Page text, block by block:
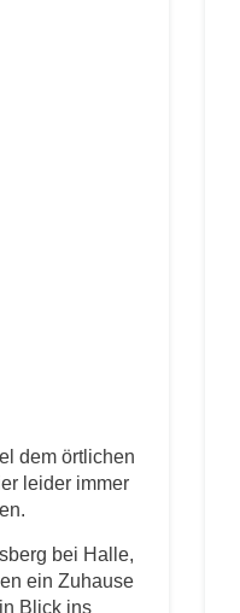
dem örtlichen
leider immer
bei Halle,
ein Zuhause
Blick ins